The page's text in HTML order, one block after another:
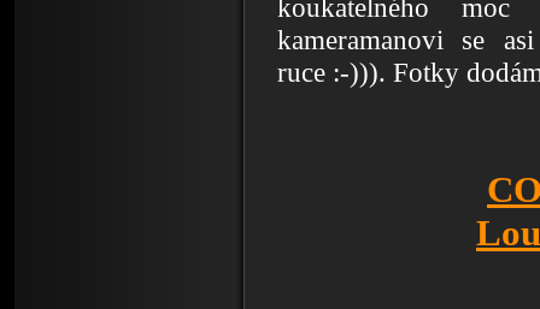
koukatelného moc
kameramanovi se
ruce :-))). Fotky